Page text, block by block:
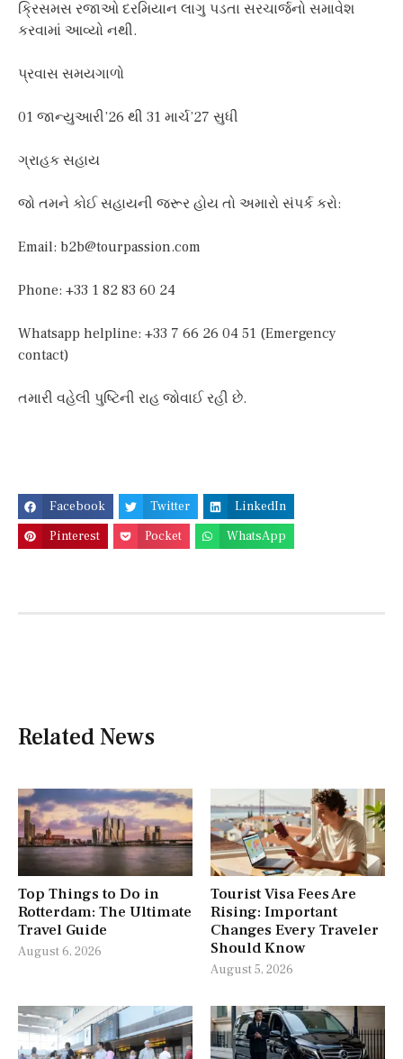
ક્રિસમસ રજાઓ દરમિયાન લાગુ પડતા સરચાર્જનો સમાવેશ
કરવામાં આવ્યો નથી.
પ્રવાસ સમયગાળો
01 જાન્યુઆરી’26 થી 31 માર્ચ’27 સુધી
ગ્રાહક સહાય
જો તમને કોઈ સહાયની જરૂર હોય તો અમારો સંપર્ક કરો:
Email: b2b@tourpassion.com
Phone: +33 1 82 83 60 24
Whatsapp helpline: +33 7 66 26 04 51 (Emergency
contact)
તમારી વહેલી પુષ્ટિની રાહ જોવાઈ રહી છે.
Facebook Twitter
LinkedIn
Pinterest
Pocket WhatsApp
Related News
Top Things to Do in
Rotterdam: The Ultimate
Travel Guide
August 6, 2026
Tourist Visa Fees Are
Rising: Important
Changes Every Traveler
Should Know
August 5, 2026